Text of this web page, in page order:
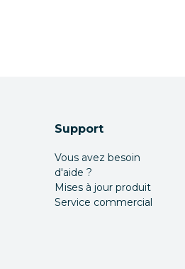
Support
Vous avez besoin
d'aide ?
Mises à jour produit
Service commercial